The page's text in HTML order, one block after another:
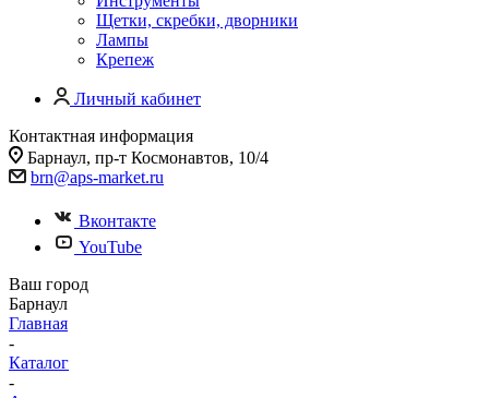
Щетки, скребки, дворники
Лампы
Крепеж
Личный кабинет
Контактная информация
Барнаул, пр-т Космонавтов, 10/4
brn@aps-market.ru
Вконтакте
YouTube
Ваш город
Барнаул
Главная
-
Каталог
-